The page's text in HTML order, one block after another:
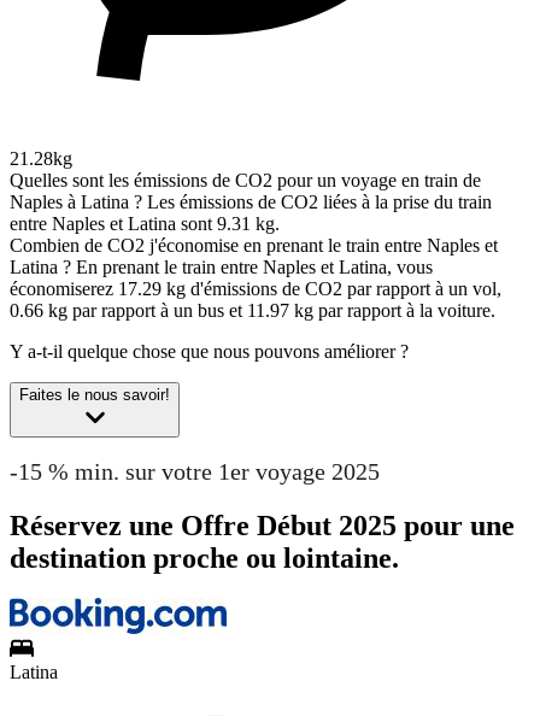
21.28kg
Quelles sont les émissions de CO2 pour un voyage en train de
Naples à Latina ? Les émissions de CO2 liées à la prise du train
entre Naples et Latina sont 9.31 kg.
Combien de CO2 j'économise en prenant le train entre Naples et
Latina ? En prenant le train entre Naples et Latina, vous
économiserez 17.29 kg d'émissions de CO2 par rapport à un vol,
0.66 kg par rapport à un bus et 11.97 kg par rapport à la voiture.
Y a-t-il quelque chose que nous pouvons améliorer ?
Faites le nous savoir!
-15 % min. sur votre 1er voyage 2025
Réservez une Offre Début 2025 pour une
destination proche ou lointaine.
Latina